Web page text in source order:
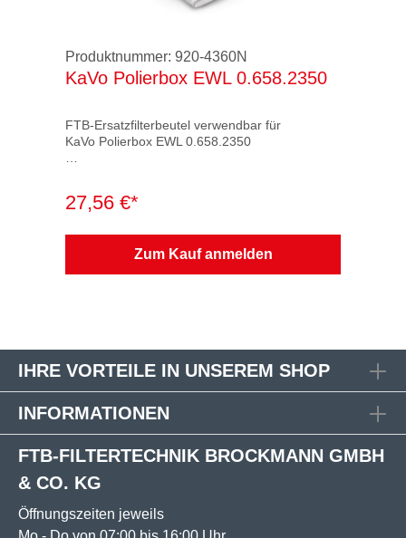
Produktnummer: 920-4360N
KaVo Polierbox EWL 0.658.2350
FTB-Ersatzfilterbeutel verwendbar für
KaVo Polierbox EWL 0.658.2350
Filtermaterial geprüft nach Gültigkeit:
bis 12 / 96 ZH 1 / 487 / BIA
27,56 €*
Zum Kauf anmelden
IHRE VORTEILE IN UNSEREM SHOP
INFORMATIONEN
FTB-FILTERTECHNIK BROCKMANN GMBH
& CO. KG
Öffnungszeiten jeweils